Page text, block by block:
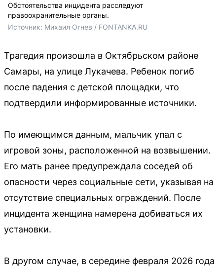
Обстоятельства инцидента расследуют
правоохранительные органы.
Источник: Михаил Огнев / FONTANKA.RU
Трагедия произошла в Октябрьском районе
Самары, на улице Лукачева. Ребенок погиб
после падения с детской площадки, что
подтвердили информированные источники.
По имеющимся данным, мальчик упал с
игровой зоны, расположенной на возвышении.
Его мать ранее предупреждала соседей об
опасности через социальные сети, указывая на
отсутствие специальных ограждений. После
инцидента женщина намерена добиваться их
установки.
В другом случае, в середине февраля 2026 года